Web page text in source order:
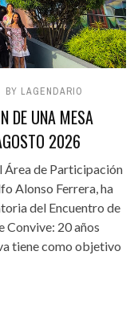
BY LAGENDARIO
DE UNA MESA
2026
Área de Participación
Alonso Ferrera, ha
del Encuentro de
Convive: 20 años
tiene como objetivo